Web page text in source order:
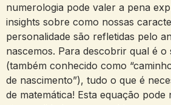
numerologia pode valer a pena
insights sobre como nossas
personalidade são refletidas pelo
nascemos. Para descobrir qual é
(também conhecido como
de nascimento”), tudo o que é
de matemática! Esta equação pode